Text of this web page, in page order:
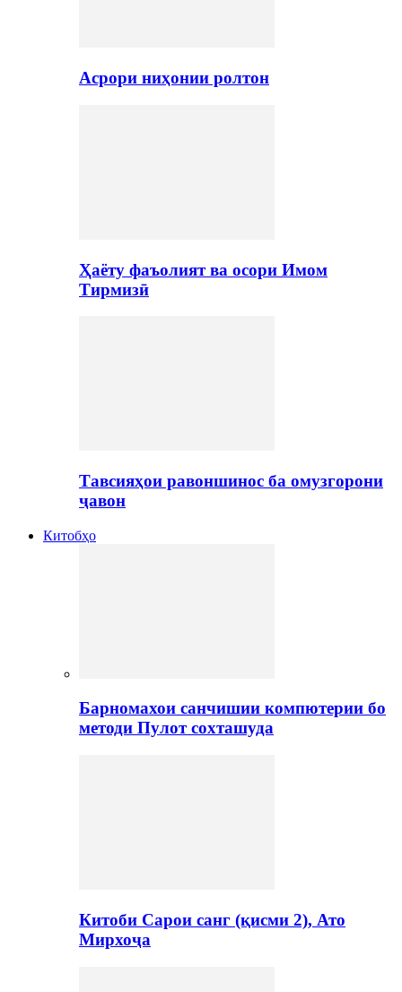
Асрори ниҳонии ролтон
Ҳаёту фаъолият ва осори Имом
Тирмизӣ
Тавсияҳои равоншинос ба омузгорони
ҷавон
Китобҳо
Барномахои санчишии компютерии бо
методи Пулот сохташуда
Китоби Сарои санг (қисми 2), Ато
Мирхоҷа